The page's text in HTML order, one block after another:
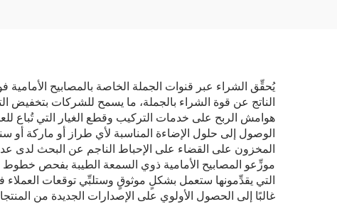
يُحقِّق الشراء عبر قنوات الجملة الخاصة بالمصابيح الأمامية
هوامش الربح على خدمات التركيب وقطع الغيار التي تُباع
الوصول إلى حلول الإضاءة المناسبة لأي طراز أو ماركة أو
المخزون على القضاء على الإحباط الناجم عن البحث لدى
موزِّعو المصابيح الأمامية ذوي السمعة الطيبة بفحص خطوط
التي يقدِّمونها ستعمل بشكلٍ موثوقٍ وستلبِّي توقعات العملاء
غالبًا إلى الحصول الأولوي على الإصدارات الجديدة من